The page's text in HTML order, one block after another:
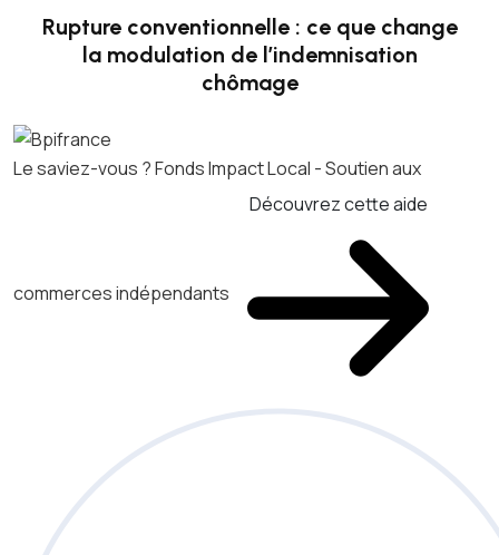
Rupture conventionnelle : ce que change
la modulation de l’indemnisation
chômage
Le saviez-vous ?Fonds Impact Local - Soutien aux
commerces indépendants
Découvrez cette aide